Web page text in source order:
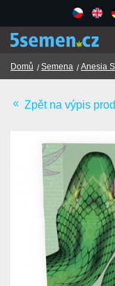
Domů Semena Anesia
Zpět na výpis